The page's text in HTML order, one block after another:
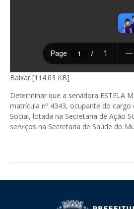
Baixar [114.03 KB]
Determinar que a servidora ESTELA
matrícula nº 4343, ocupante do
Social, lotada na Secretaria de Ação
serviços na Secretaria de Saúde do